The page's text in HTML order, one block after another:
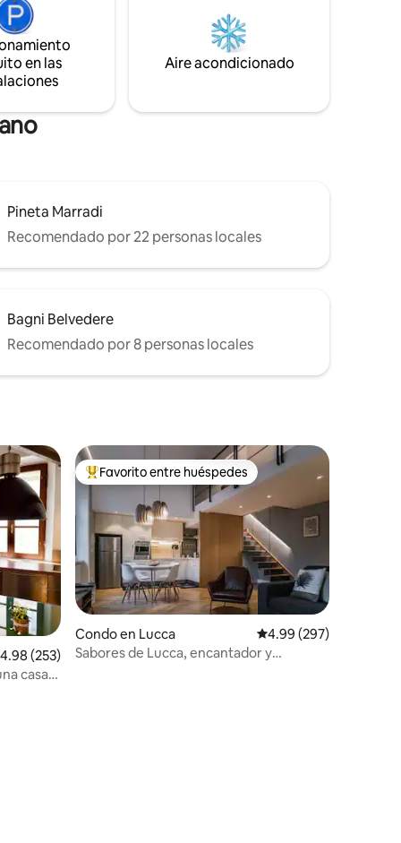
puedes caminar, relajarte y disfrutar de
los placeres de la naturaleza virgen. Una
experiencia única para disfrutar por
en las
Aire acondicionado
Pineta Marradi
Recomendado por 22 personas locales
Bagni Belvedere
Recomendado por 8 personas locales
promedio: 4.98 de 5, 253 reseñas
4.98 (253)
casa
Favorito entre huéspedes preferido
Favorito entre huéspedes
Condo en Lucca Calificación promedio:
4.99 (297)
Sabores de Lucca, encantador y